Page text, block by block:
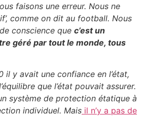
faisons une erreur. Nous ne
comme on dit au football. Nous
conscience que c’est un
géré par tout le monde, tous
il y avait une confiance en l’état,
que l’état pouvait assurer.
système de protection étatique à
individuel. Mais il n’y a pas de